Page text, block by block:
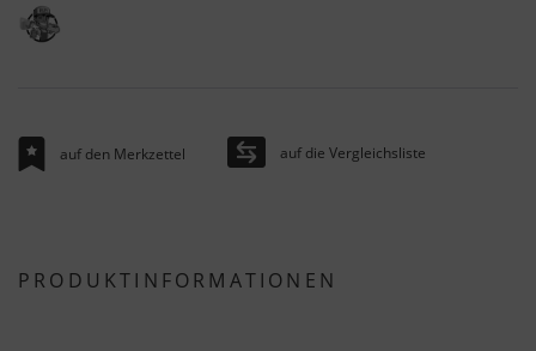
auf den Merkzettel auf die Vergleichsliste
PRODUKTINFORMATIONEN